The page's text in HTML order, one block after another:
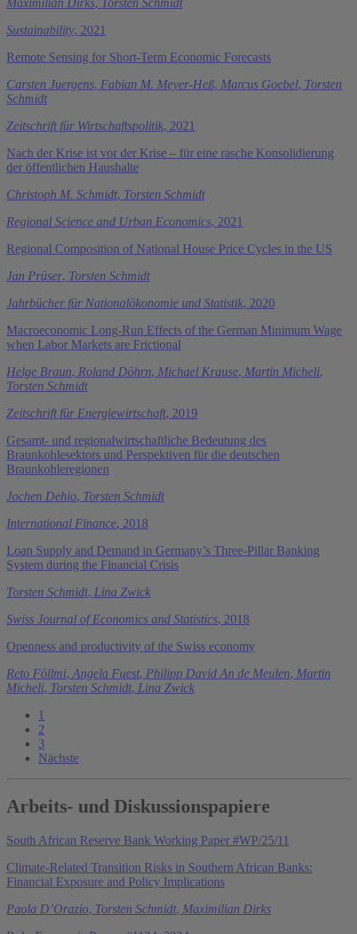
Sustainability, 2021
Remote Sensing for Short-Term Economic Forecasts
Carsten Juergens, Fabian M. Meyer-Heß, Marcus Goebel, Torsten
Schmidt
Zeitschrift für Wirtschaftspolitik, 2021
Nach der Krise ist vor der Krise – für eine rasche Konsolidierung
der öffentlichen Haushalte
Christoph M. Schmidt, Torsten Schmidt
Regional Science and Urban Economics, 2021
Regional Composition of National House Price Cycles in the US
Jan Prüser, Torsten Schmidt
Jahrbücher für Nationalökonomie und Statistik, 2020
Macroeconomic Long-Run Effects of the German Minimum Wage
when Labor Markets are Frictional
Helge Braun, Roland Döhrn, Michael Krause, Martin Micheli,
Torsten Schmidt
Zeitschrift für Energiewirtschaft, 2019
Gesamt- und regionalwirtschaftliche Bedeutung des
Braunkohlesektors und Perspektiven für die deutschen
Braunkohleregionen
Jochen Dehio, Torsten Schmidt
International Finance, 2018
Loan Supply and Demand in Germany’s Three-Pillar Banking
System during the Financial Crisis
Torsten Schmidt, Lina Zwick
Swiss Journal of Economics and Statistics, 2018
Openness and productivity of the Swiss economy
Reto Föllmi, Angela Fuest, Philipp David An de Meulen, Martin
Micheli, Torsten Schmidt, Lina Zwick
1
2
3
Nächste
Arbeits- und Diskussionspapiere
South African Reserve Bank Working Paper #WP/25/11
Climate-Related Transition Risks in Southern African Banks:
Financial Exposure and Policy Implications
Paola D’Orazio, Torsten Schmidt, Maximilian Dirks